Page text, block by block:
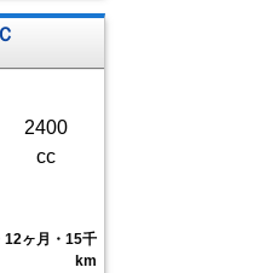
2400
cc
12ヶ月・15千
km